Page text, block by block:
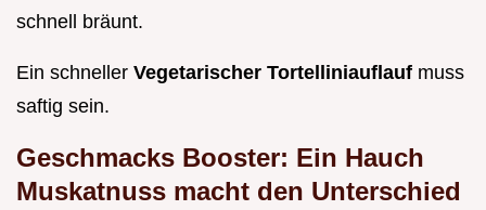
schnell bräunt.
Ein schneller Vegetarischer Tortelliniauflauf muss
saftig sein.
Geschmacks Booster: Ein Hauch
Muskatnuss macht den Unterschied